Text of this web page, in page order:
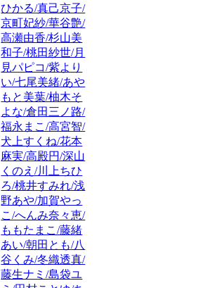
ひかる/真己京子/
京町妃紗/華谷艶/
高瀬由香/杉山美
和子/桃田紗世/月
見パピコ/紫より
い/七尾美緒/あや
もと美葉/柚木そ
よな/倉田三ノ路/
福永まこ/高宮智/
犬上すくね/花本
麻実/高殿円/深山
くのえ/川上ちひ
ろ/桃井すみれ/浅
野あや/加賀やっ
こ/へんみ奈々恵/
ももたまこ/藤緒
あい/朝田とも/八
谷くみ/冬織透真/
藤生ナミ/島袋ユ